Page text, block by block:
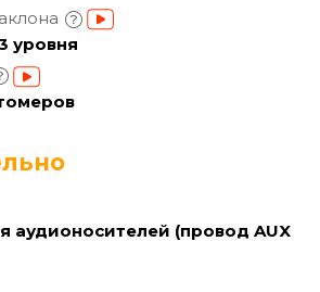
уровня
аудионосителей (провод AUX